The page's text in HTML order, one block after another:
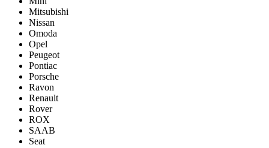
Mitsubishi
Nissan
Omoda
Opel
Peugeot
Pontiac
Porsсhe
Ravon
Renault
Rover
ROX
SAAB
Seat